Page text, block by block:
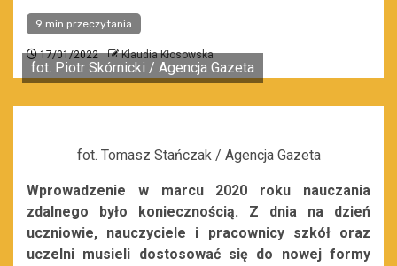
9 min przeczytania
17/01/2022 Klaudia Kłosowska
fot. Piotr Skórnicki / Agencja Gazeta
fot. Tomasz Stańczak / Agencja Gazeta
Wprowadzenie w marcu 2020 roku nauczania
zdalnego było koniecznością. Z dnia na dzień
uczniowie, nauczyciele i pracownicy szkół oraz
uczelni musieli dostosować się do nowej formy